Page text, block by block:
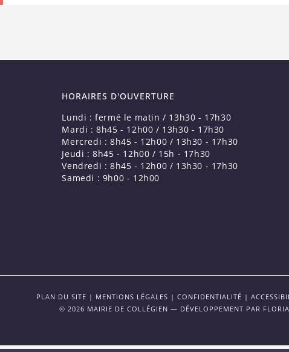
HORAIRES D'OUVERTURE
Lundi : fermé le matin / 13h30 - 17h30
Mardi : 8h45 - 12h00 / 13h30 - 17h30
Mercredi : 8h45 - 12h00 / 13h30 - 17h30
Jeudi : 8h45 - 12h00 / 15h - 17h30
Vendredi : 8h45 - 12h00 / 13h30 - 17h30
Samedi : 9h00 - 12h00
PLAN DU SITE | MENTIONS LÉGALES | CONFIDENTIALITÉ |
© 2026 MAIRIE DE COLLÉGIEN — DÉVELOPPEMENT PAR